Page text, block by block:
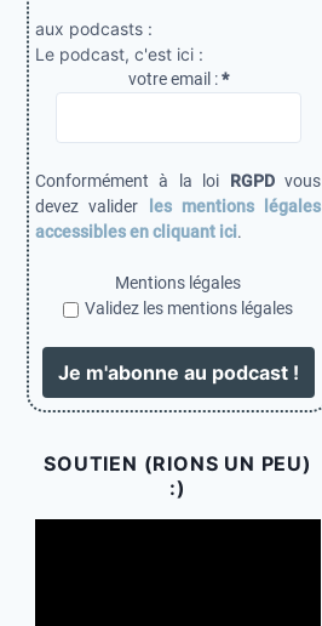
aux podcasts :
Le podcast, c'est ici :
votre email :*
Conformément à la loi RGPDvous
devez valider
les mentions légales
accessibles en cliquant ici.
Mentions légales
Validez les mentions légales
SOUTIEN (RIONS UN PEU)
:)